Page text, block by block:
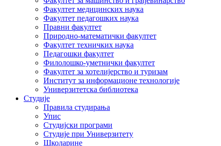
Факултет медицинских наука
Факултет педагошких наука
Правни факултет
Природно-математички факултет
Факултет техничких наука
Педагошки факултет
Филолошко-уметнички факултет
Факултет за хотелијерство и туризам
Институт за информационе технологије
Универзитетска библиотека
Студије
Правила студирања
Упис
Студијски програми
Студије при Универзитету
Школарине